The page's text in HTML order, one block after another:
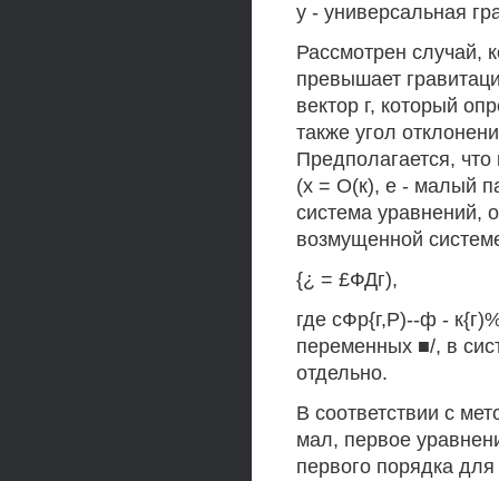
у - универсальная
Рассмотрен случай,
превышает
вектор г, который
также угол
Предполагается,
(х = О(к), е - малый
система уравнений,
возмущенной
{¿ = £ФДг),
где сФр{г,Р)--ф -
переменных ■/, в
отдельно.
В соответствии с
мал, первое
первого порядка